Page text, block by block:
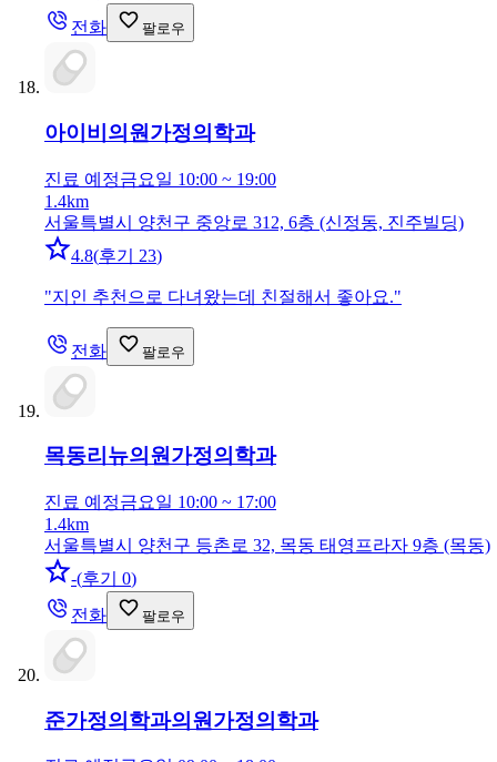
전화
팔로우
아이비의원 가정의학과
진료 예정금요일 10:00 ~ 19:00
1.4km
서울특별시 양천구 중앙로 312, 6층 (신정동, 진주빌딩)
4.8(후기 23)
"지인 추천으로 다녀왔는데 친절해서 좋아요."
전화 팔로우
목동리뉴의원가정의학과
진료 예정금요일 10:00 ~ 17:00
1.4km
서울특별시 양천구 등촌로 32, 목동 태영프라자 9층 (목동)
-(후기 0)
전화
팔로우
준가정의학과의원 가정의학과